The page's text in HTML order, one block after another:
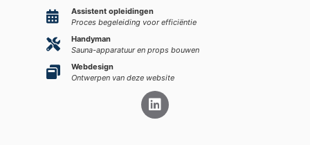
Assistent opleidingen
Proces begeleiding voor efficiëntie
Handyman
Sauna-apparatuur en props bouwen
Webdesign
Ontwerpen van deze website